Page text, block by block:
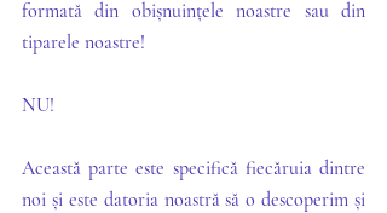
formată din obișnuințele noastre sau din
tiparele noastre!
NU!
Această parte este specifică fiecăruia dintre
noi și este datoria noastră să o descoperim și